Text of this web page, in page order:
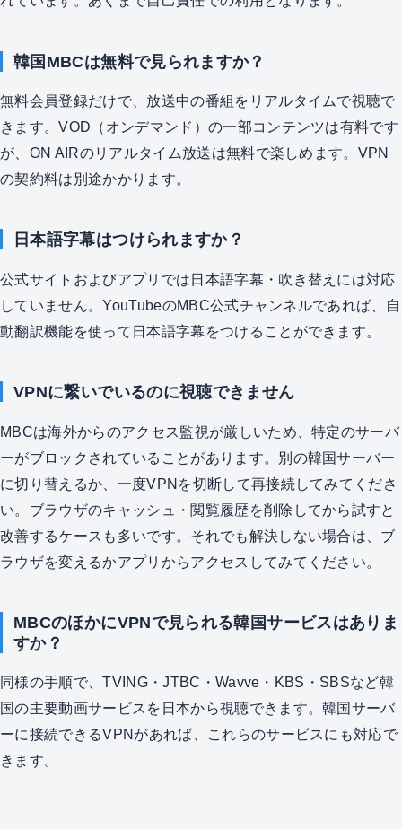
韓国MBCは無料で見られますか？
無料会員登録だけで、放送中の番組をリアルタイムで視聴で
きます。VOD（オンデマンド）の一部コンテンツは有料です
が、ON AIRのリアルタイム放送は無料で楽しめます。VPN
の契約料は別途かかります。
日本語字幕はつけられますか？
公式サイトおよびアプリでは日本語字幕・吹き替えには対応
していません。YouTubeのMBC公式チャンネルであれば、自
動翻訳機能を使って日本語字幕をつけることができます。
VPNに繋いでいるのに視聴できません
MBCは海外からのアクセス監視が厳しいため、特定のサーバ
ーがブロックされていることがあります。別の韓国サーバー
に切り替えるか、一度VPNを切断して再接続してみてくださ
い。ブラウザのキャッシュ・閲覧履歴を削除してから試すと
改善するケースも多いです。それでも解決しない場合は、ブ
ラウザを変えるかアプリからアクセスしてみてください。
MBCのほかにVPNで見られる韓国サービスはありま
すか？
同様の手順で、TVING・JTBC・Wavve・KBS・SBSなど韓
国の主要動画サービスを日本から視聴できます。韓国サーバ
ーに接続できるVPNがあれば、これらのサービスにも対応で
きます。